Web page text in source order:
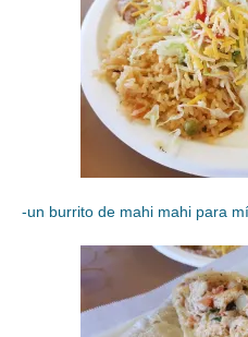
-un burrito de mahi mahi para mí